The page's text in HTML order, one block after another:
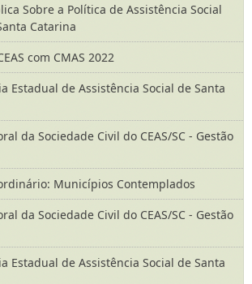
Sobre a Política de Assistência Social
Catarina
com CMAS 2022
Estadual de Assistência Social de Santa
da Sociedade Civil do CEAS/SC - Gestão
Municípios Contemplados
da Sociedade Civil do CEAS/SC - Gestão
Estadual de Assistência Social de Santa